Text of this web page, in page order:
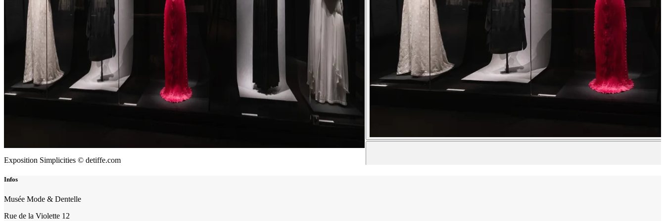
Exposition Simplicities © detiffe.com
Infos
Musée Mode & Dentelle
Rue de la Violette 12